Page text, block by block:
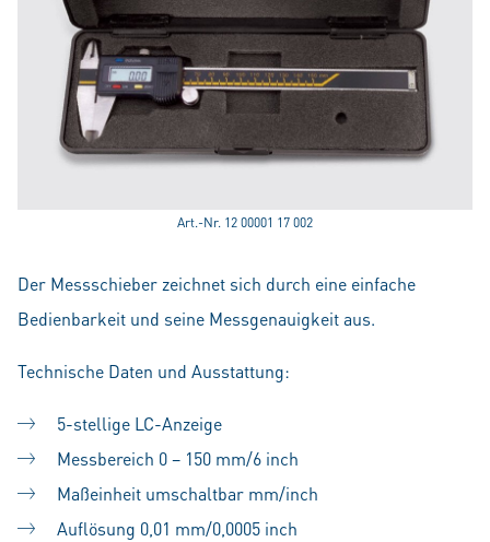
Art.-Nr. 12 00001 17 002
Der Messschieber zeichnet sich durch eine einfache
Bedienbarkeit und seine Messgenauigkeit aus.
Technische Daten und Ausstattung:
5-stellige LC-Anzeige
Messbereich 0 – 150 mm/6 inch
Maßeinheit umschaltbar mm/inch
Auflösung 0,01 mm/0,0005 inch